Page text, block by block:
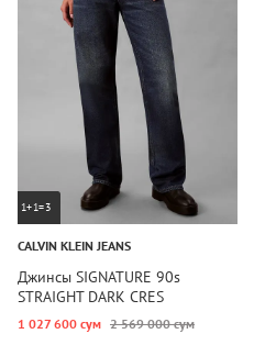
1+1=3
CALVIN KLEIN JEANS
Джинсы SIGNATURE 90s
STRAIGHT DARK CRES
1 027 600 сум 2 569 000 сум